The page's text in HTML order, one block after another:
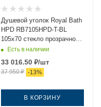
Душевой уголок Royal Bath
HPD RB7105HPD-T-BL
105х70 стекло прозрачное
профиль черный без
Есть в наличии
33 016.50₽/шт
37 950₽ -13%
В КОРЗИНУ